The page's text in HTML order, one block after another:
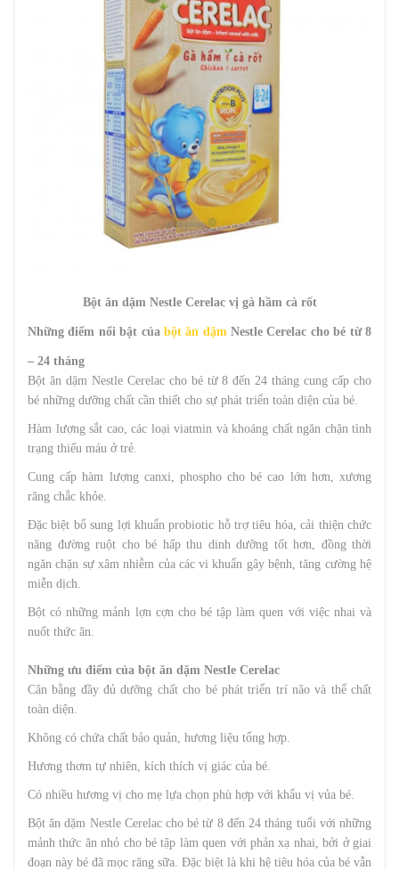
Bột ăn dặm Nestle Cerelac vị gà hầm cà rốt
Những điểm nổi bật của bột ăn dặmNestle Cerelac cho bé từ 8
– 24 tháng
Bột ăn dặm Nestle Cerelac cho bé từ 8 đến 24 tháng cung cấp cho
bé những dưỡng chất cần thiết cho sự phát triển toàn diện của bé.
Hàm lượng sắt cao, các loại viatmin và khoáng chất ngăn chặn tình
trạng thiếu máu ở trẻ.
Cung cấp hàm lượng canxi, phospho cho bé cao lớn hơn, xương
răng chắc khỏe.
Đặc biệt bổ sung lợi khuẩn probiotic hỗ trợ tiêu hóa, cải thiện chức
năng đường ruột cho bé hấp thu dinh dưỡng tốt hơn, đồng thời
ngăn chặn sự xâm nhiễm của các vi khuẩn gây bệnh, tăng cường hệ
miễn dịch.
Bột có những mảnh lợn cợn cho bé tập làm quen với việc nhai và
nuốt thức ăn.
Những ưu điểm của bột ăn dặm Nestle Cerelac
Cân bằng đầy đủ dưỡng chất cho bé phát triển trí não và thể chất
toàn diện.
Không có chứa chất bảo quản, hương liệu tổng hợp.
Hương thơm tự nhiên, kích thích vị giác của bé.
Có nhiều hương vị cho mẹ lựa chọn phù hợp với khẩu vị vủa bé.
Bột ăn dặm Nestle Cerelac cho bé từ 8 đến 24 tháng tuổi với những
mảnh thức ăn nhỏ cho bé tập làm quen với phản xạ nhai, bởi ở giai
đoạn này bé đã mọc răng sữa. Đặc biệt là khi hệ tiêu hóa của bé vẫn